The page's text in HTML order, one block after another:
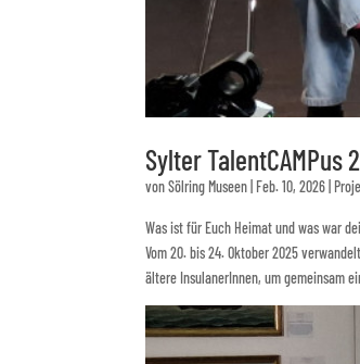
Sylter
vonSölring Museen Feb. 10, 2026
Was ist für Euch Heimat und was war
Vom 20. bis 24. Oktober 2025
ältere InsulanerInnen, um gemeinsam